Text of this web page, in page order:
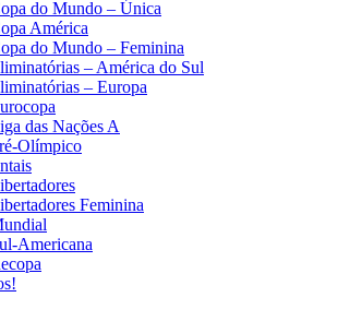
do Mundo – Única
América
do Mundo – Feminina
– América do Sul
– Europa
das Nações A
Olímpico
Feminina
Americana